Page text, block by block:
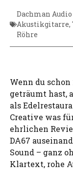
Dachman Audio
Akustikgitarre,
Röhre
Wenn du
geträumt hast,
als
Creative was
ehrlichen
DA67
Sound – ganz
Klartext, rohe